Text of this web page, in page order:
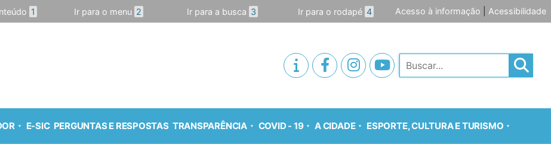
1 Ir para o menu 2 Ir para a busca 3 Ir para o rodapé 4 Acesso à informação Acessibilidade
Pesquisar
E-SIC PERGUNTAS E RESPOSTAS TRANSPARÊNCIA COVID - 19 A CIDADE ESPORTE, CULTURA E TURISMO